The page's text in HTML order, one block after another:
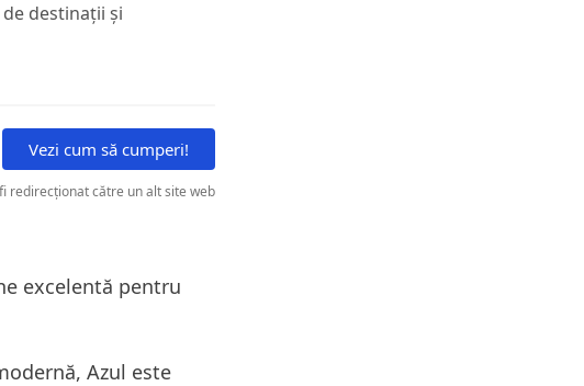
destinații și
Vezi cum să cumperi!
redirecționat către un alt site web
excelentă pentru
Azul este